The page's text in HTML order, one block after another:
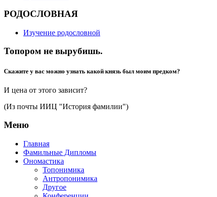
РОДОСЛОВНАЯ
Изучение родословной
Топором не вырубишь.
Скажите у вас можно узнать какой князь был моим предком?
И цена от этого зависит?
(Из почты ИИЦ "История фамилии")
Меню
Главная
Фамильные Дипломы
Ономастика
Топонимика
Антропонимика
Другое